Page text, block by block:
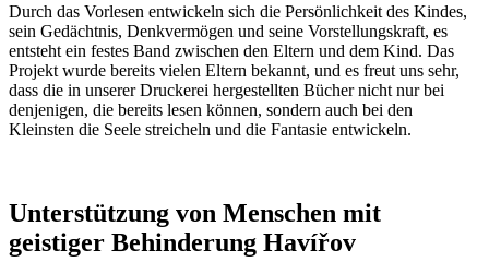
Durch das Vorlesen entwickeln sich die Persönlichkeit des Kindes,
sein Gedächtnis, Denkvermögen und seine Vorstellungskraft, es
entsteht ein festes Band zwischen den Eltern und dem Kind. Das
Projekt wurde bereits vielen Eltern bekannt, und es freut uns sehr,
dass die in unserer Druckerei hergestellten Bücher nicht nur bei
denjenigen, die bereits lesen können, sondern auch bei den
Kleinsten die Seele streicheln und die Fantasie entwickeln.
Unterstützung von Menschen mit
geistiger Behinderung Havířov